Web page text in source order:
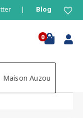
Blog
0
Maison Auzou